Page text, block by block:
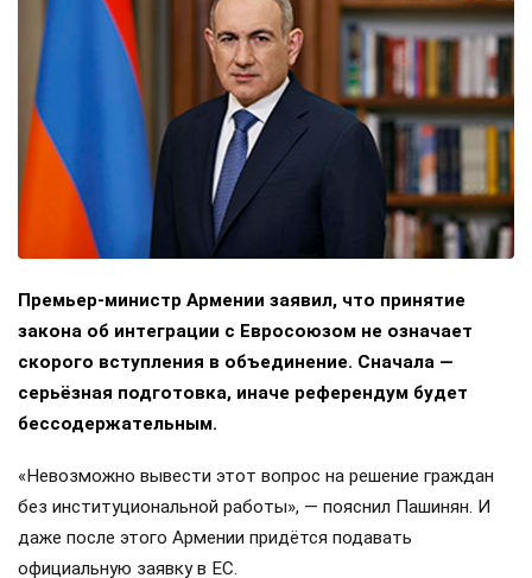
Премьер-министр Армении заявил, что принятие
закона об интеграции с Евросоюзом не означает
скорого вступления в объединение. Сначала —
серьёзная подготовка, иначе референдум будет
бессодержательным.
«Невозможно вывести этот вопрос на решение граждан
без институциональной работы», — пояснил Пашинян. И
даже после этого Армении придётся подавать
официальную заявку в ЕС.